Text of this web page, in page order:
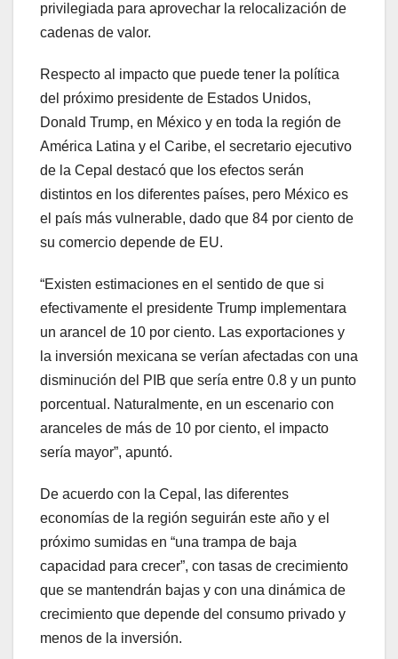
privilegiada para aprovechar la relocalización de
cadenas de valor.
Respecto al impacto que puede tener la política
del próximo presidente de Estados Unidos,
Donald Trump, en México y en toda la región de
América Latina y el Caribe, el secretario ejecutivo
de la Cepal destacó que los efectos serán
distintos en los diferentes países, pero México es
el país más vulnerable, dado que 84 por ciento de
su comercio depende de EU.
“Existen estimaciones en el sentido de que si
efectivamente el presidente Trump implementara
un arancel de 10 por ciento. Las exportaciones y
la inversión mexicana se verían afectadas con una
disminución del PIB que sería entre 0.8 y un punto
porcentual. Naturalmente, en un escenario con
aranceles de más de 10 por ciento, el impacto
sería mayor”, apuntó.
De acuerdo con la Cepal, las diferentes
economías de la región seguirán este año y el
próximo sumidas en “una trampa de baja
capacidad para crecer”, con tasas de crecimiento
que se mantendrán bajas y con una dinámica de
crecimiento que depende del consumo privado y
menos de la inversión.